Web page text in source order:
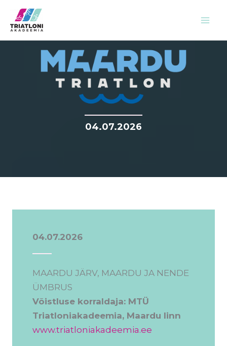
04.07.2026
04.07.2026
MAARDU JÄRV, MAARDU JA NENDE
ÜMBRUS
Võistluse korraldaja: MTÜ
Triatloniakadeemia, Maardu linn
www.triatloniakadeemia.ee